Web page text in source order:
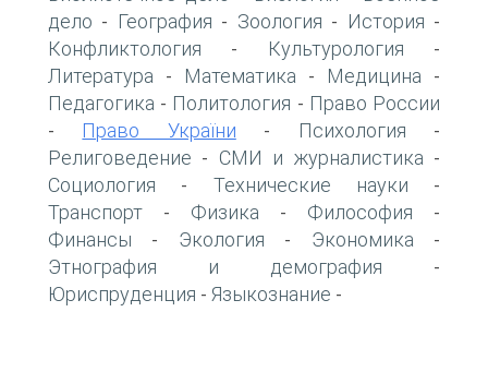
дело - География - Зоология - История -
Конфликтология - Культурология -
Литература - Математика - Медицина -
Педагогика - Политология - Право России
- Право України - Психология -
Религоведение - СМИ и журналистика -
Социология - Технические науки -
Транспорт - Физика - Философия -
Финансы - Экология - Экономика -
Этнография и демография -
Юриспруденция - Языкознание -